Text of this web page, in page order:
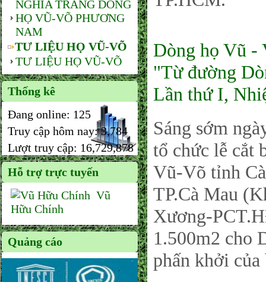
NGHĨA TRANG DÒNG
HỌ VŨ-VÕ PHƯƠNG
NAM
TƯ LIỆU HỌ VŨ-VÕ
TƯ LIỆU HỌ VŨ-VÕ
Thống kê
Đang online: 125
Truy cập hôm nay:3,784
Lượt truy cập: 16,729,878
Hỗ trợ trực tuyến
Vũ
Hữu Chính
Quảng cáo
Dòng họ Vũ -
"Từ đường
Lần thứ I,
Sáng sớm
tổ chức lễ cắt
Vũ-Võ tỉnh
TP.Cà Mau
Xương-
1.500m2 cho
phấn khởi